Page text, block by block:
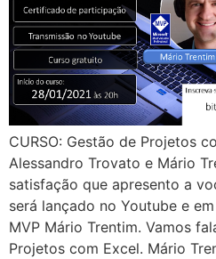
CURSO: Gestão de Projetos
Alessandro Trovato e Mário
satisfação que apresento a
será lançado no Youtube e
MVP Mário Trentim. Vamos
Projetos com Excel. Mário